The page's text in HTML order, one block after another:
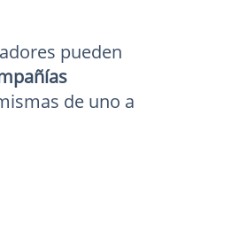
pueden
de uno a